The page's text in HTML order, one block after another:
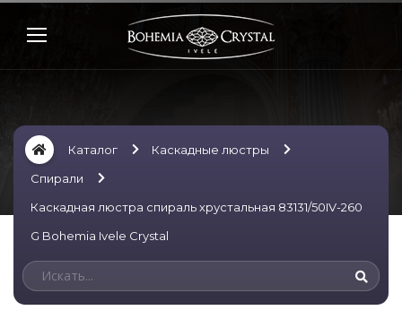
Каталог
Каскадные люстры
Спирали
Каскадная люстра спираль хрустальная 83131/50IV-260
G Bohemia Ivele Crystal